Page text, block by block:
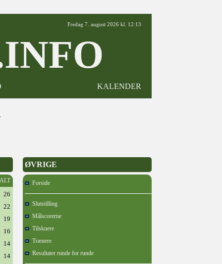
Fredag 7. august 2026 kl. 12:13
KALENDER
26
22
19
16
14
14
ØVRIGE
Forside
Slutstilling
Målscorerne
Tilskuere
Trænere
Resultater runde for runde